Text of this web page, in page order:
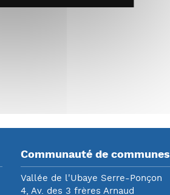
Communauté de communes
Vallée de l'Ubaye Serre-Ponçon
4, Av. des 3 frères Arnaud